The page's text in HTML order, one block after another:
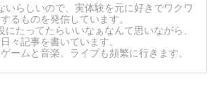
いらしいので、実体験を元に好きでワクワ
るものを発信しています。
にたってたらいいなぁなんて思いながら、
日々記事を書いています。
ームと音楽。ライブも頻繁に行きます。